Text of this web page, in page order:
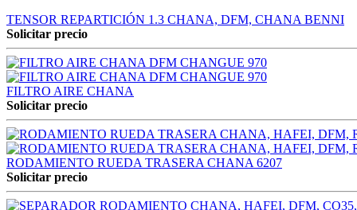
TENSOR REPARTICIÓN 1.3 CHANA, DFM, CHANA BENNI
Solicitar precio
FILTRO AIRE CHANA
Solicitar precio
RODAMIENTO RUEDA TRASERA CHANA 6207
Solicitar precio